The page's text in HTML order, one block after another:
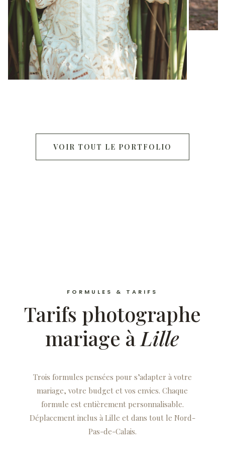
VOIR TOUT LE PORTFOLIO
FORMULES & TARIFS
Tarifs photographe
mariage à Lille
Trois formules pensées pour s’adapter à votre
mariage, votre budget et vos envies. Chaque
formule est entièrement personnalisable.
Déplacement inclus à Lille et dans tout le Nord-
Pas-de-Calais.